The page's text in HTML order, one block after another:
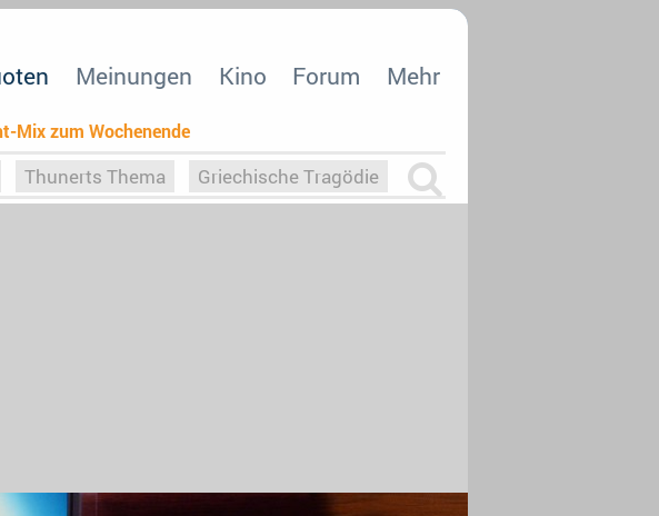
Mix zum Wochenende
Meinungen Kino Forum Mehr
Thunerts Thema Griechische Tragödie